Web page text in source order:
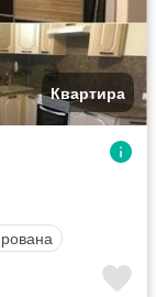
Квартира